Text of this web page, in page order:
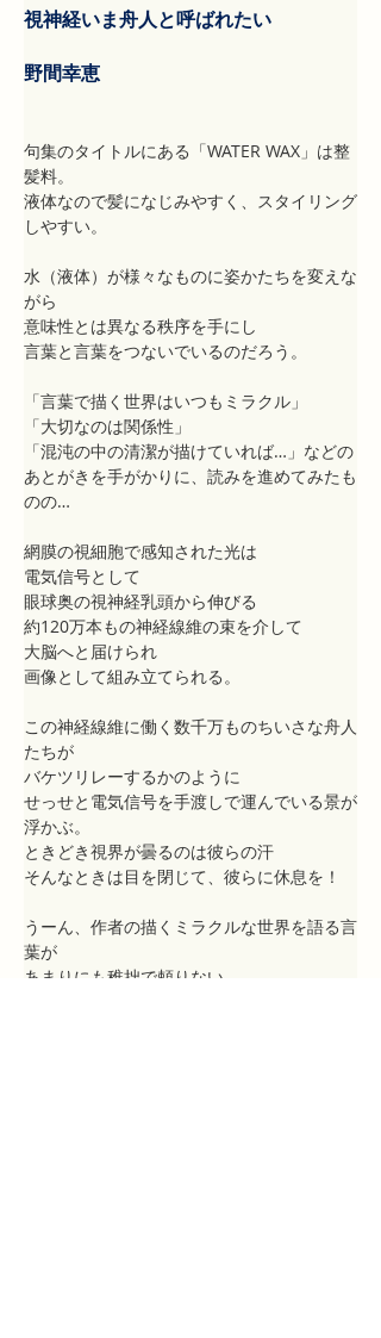
視神経いま舟人と呼ばれたい
野間幸恵
句集のタイトルにある「WATER WAX」は整
髪料。
液体なので髪になじみやすく、スタイリング
しやすい。
水（液体）が様々なものに姿かたちを変えな
がら
意味性とは異なる秩序を手にし
言葉と言葉をつないでいるのだろう。
「言葉で描く世界はいつもミラクル」
「大切なのは関係性」
「混沌の中の清潔が描けていれば…」などの
あとがきを手がかりに、読みを進めてみたも
のの…
網膜の視細胞で感知された光は
電気信号として
眼球奥の視神経乳頭から伸びる
約120万本もの神経線維の束を介して
大脳へと届けられ
画像として組み立てられる。
この神経線維に働く数千万ものちいさな舟人
たちが
バケツリレーするかのように
せっせと電気信号を手渡しで運んでいる景が
浮かぶ。
ときどき視界が曇るのは彼らの汗
そんなときは目を閉じて、彼らに休息を！
うーん、作者の描くミラクルな世界を語る言
葉が
あまりにも稚拙で頼りない。